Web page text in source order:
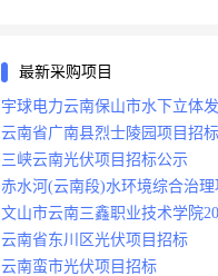
最新采购项目
宇球电力云南保山市水下立体
目招标
云南省广南县烈士陵园项目招标
三峡云南光伏项目招标公示
赤水河(云南段)水环境综合治
文山市云南三鑫职业技术学院
布式光伏设计施工总承包(epc)项
云南省东川区光伏项目招标
云南蛮市光伏项目招标